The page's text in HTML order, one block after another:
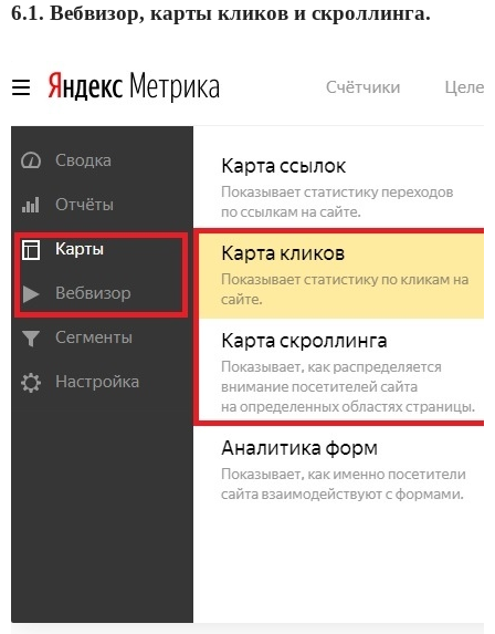
6.1. Вебвизор, карты кликов и скроллинга.